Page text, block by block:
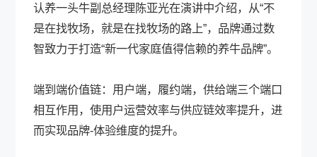
认养一头牛副总经理陈亚光在演讲中介绍，从“不
是在找牧场，就是在找牧场的路上”，品牌通过数
智致力于打造“新一代家庭值得信赖的养牛品牌”。
端到端价值链：用户端，履约端，供给端三个端口
相互作用，使用户运营效率与供应链效率提升，进
而实现品牌-体验维度的提升。